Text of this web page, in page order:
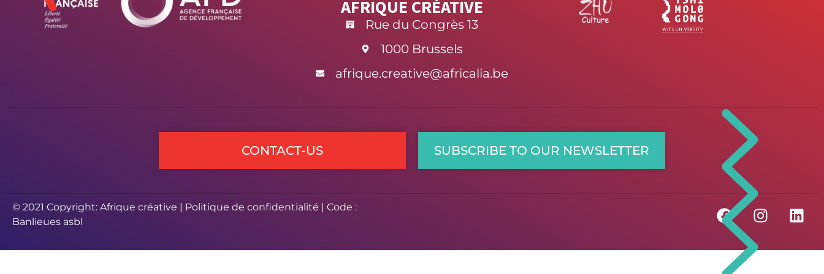
AFRIQUE CRÉATIVE
Rue du Congrès 13
1000 Brussels
afrique.creative@africalia.be
CONTACT-US SUBSCRIBE TO OUR NEWSLETTER
© 2021 Copyright: Afrique créative | Politique de confidentialité | Code :
Banlieues asbl